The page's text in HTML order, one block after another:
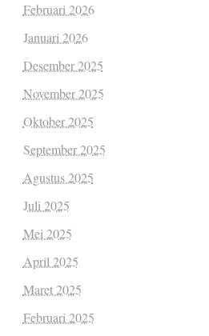
Februari 2026
Januari 2026
Desember 2025
November 2025
Oktober 2025
September 2025
Agustus 2025
Juli 2025
Mei 2025
April 2025
Maret 2025
Februari 2025